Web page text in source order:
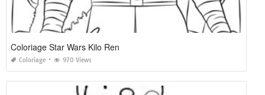
Coloriage Star Wars Kilo Ren
Coloriage 970 Views